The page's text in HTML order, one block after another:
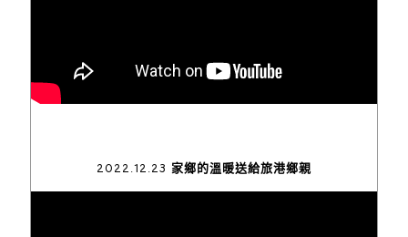
2022.12.23 家鄉的溫暖送給旅港鄉親